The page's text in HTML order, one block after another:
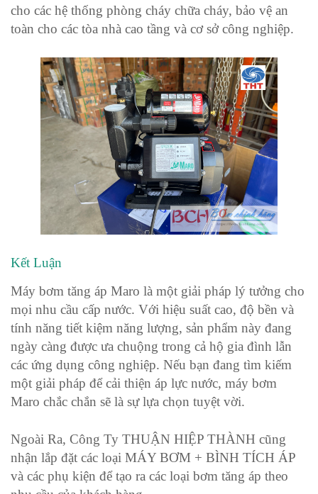
cho các hệ thống phòng cháy chữa cháy, bảo vệ an
toàn cho các tòa nhà cao tầng và cơ sở công nghiệp.
Kết Luận
Máy bơm tăng áp Maro là một giải pháp lý tưởng cho
mọi nhu cầu cấp nước. Với hiệu suất cao, độ bền và
tính năng tiết kiệm năng lượng, sản phẩm này đang
ngày càng được ưa chuộng trong cả hộ gia đình lẫn
các ứng dụng công nghiệp. Nếu bạn đang tìm kiếm
một giải pháp để cải thiện áp lực nước, máy bơm
Maro chắc chắn sẽ là sự lựa chọn tuyệt vời.
Ngoài Ra, Công Ty THUẬN HIỆP THÀNH cũng
nhận lắp đặt các loại MÁY BƠM + BÌNH TÍCH ÁP
và các phụ kiện để tạo ra các loại bơm tăng áp theo